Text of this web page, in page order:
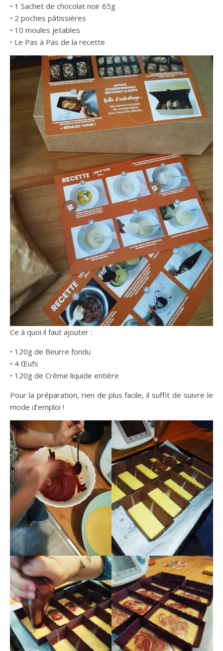
• 1 Sachet de chocolat noir 65g
• 2 poches pâtissières
• 10 moules jetables
• Le Pas à Pas de la recette
Ce à quoi il faut ajouter :
• 120g de Beurre fondu
• 4 Œufs
• 120g de Crème liquide entière
Pour la préparation, rien de plus facile, il suffit de suivre le
mode d’emploi !